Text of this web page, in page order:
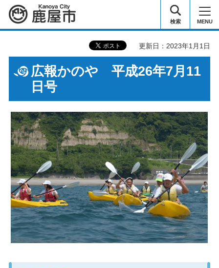
鹿屋市 検索 MENU
更新日：2023年1月1日
広報かのや 平成26年7月11
日号